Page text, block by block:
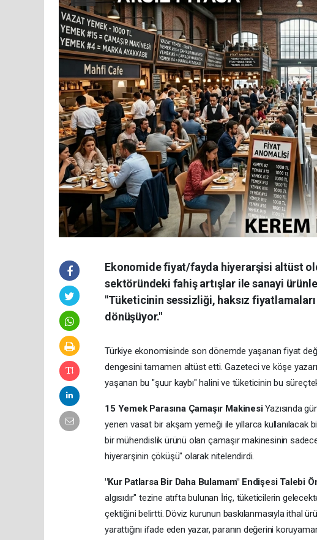
Ekonomide fiyat/fayda hiyerarşisi altüst
sektöründeki fahiş artışlar ile sanayi
"Tüketicinin sessizliği, haksız
dönüşüyor."
Türkiye ekonomisinde son dönemde yaşanan fiyat
dengesini tamamen altüst etti. Gazeteci ve köşe
yaşanan bu "şuur kaybı" halini ve tüketicinin bu
15 Yemek Parasına Çamaşır MakinesiYazısında
yenen vasat bir akşam yemeği ile yıllarca
bir mühendislik ürünü olan çamaşır makinesinin
hiyerarşinin çöküşü" olarak nitelendirdi.
"Kur Patlarsa Bir Daha Bulamam" Endişesi Talebi
algısıdır" tezine atıfta bulunan İriç, tüketicilerin
çektiğini belirtti. Döviz kurunun baskılanmasıyla ithal
yarattığını ifade eden yazar, paranın değerini